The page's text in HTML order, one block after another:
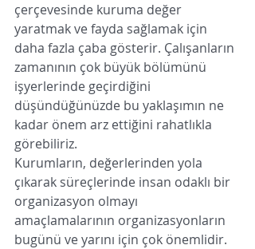
çerçevesinde kuruma değer
yaratmak ve fayda sağlamak için
daha fazla çaba gösterir. Çalışanların
zamanının çok büyük bölümünü
işyerlerinde geçirdiğini
düşündüğünüzde bu yaklaşımın ne
kadar önem arz ettiğini rahatlıkla
görebiliriz.
Kurumların, değerlerinden yola
çıkarak süreçlerinde insan odaklı bir
organizasyon olmayı
amaçlamalarının organizasyonların
bugünü ve yarını için çok önemlidir.